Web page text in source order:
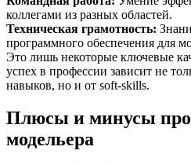
коллегами из разных областей.
Техническая грамотность:
программного обеспечения для
Это лишь некоторые ключевые
успех в профессии зависит не
навыков, но и от soft-skills.
Плюсы и минусы
модельера